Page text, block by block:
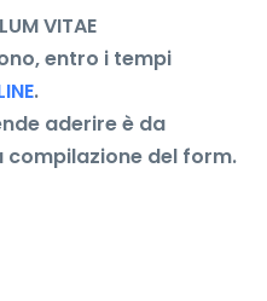
VITAE
entro i tempi
.
aderire è da
del form.